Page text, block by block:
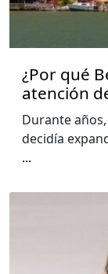
¿Por qué
atención
Durante
decidía
...